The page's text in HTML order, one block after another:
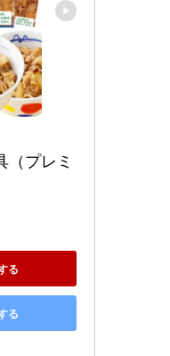
（プレミ
る
る